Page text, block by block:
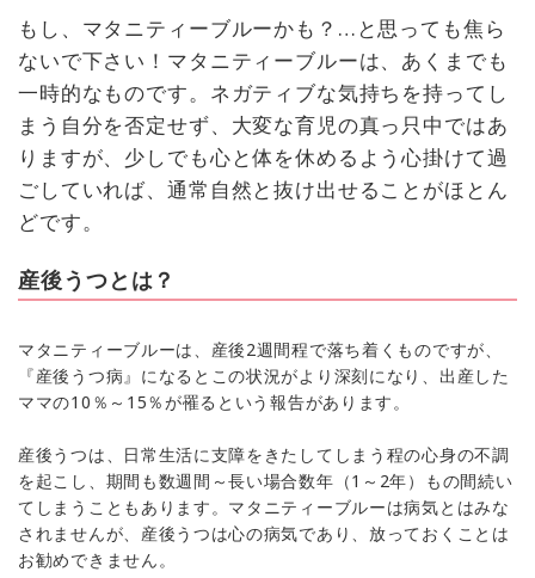
もし、マタニティーブルーかも？…と思っても焦ら
ないで下さい！マタニティーブルーは、あくまでも
一時的なものです。ネガティブな気持ちを持ってし
まう自分を否定せず、大変な育児の真っ只中ではあ
りますが、少しでも心と体を休めるよう心掛けて過
ごしていれば、通常自然と抜け出せることがほとん
どです。
産後うつとは？
マタニティーブルーは、産後2週間程で落ち着くものですが、
『産後うつ病』になるとこの状況がより深刻になり、出産した
ママの10％～15％が罹るという報告があります。
産後うつは、日常生活に支障をきたしてしまう程の心身の不調
を起こし、期間も数週間～長い場合数年（1～2年）もの間続い
てしまうこともあります。マタニティーブルーは病気とはみな
されませんが、産後うつは心の病気であり、放っておくことは
お勧めできません。